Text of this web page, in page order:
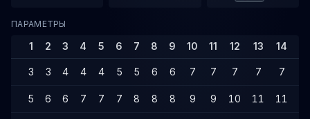
ПАРАМЕТРЫ
1 2 3 4 5 6 7 8 9 10 11 12 13 14
3 3 4 4 4 5 5 6 6 7 7 7 7 7
5 6 6 7 7 7 8 8 8 9 9 10 11 11